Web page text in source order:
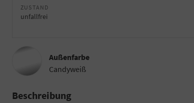
ZUSTAND
unfallfrei
Außenfarbe
Candyweiß
Beschreibung